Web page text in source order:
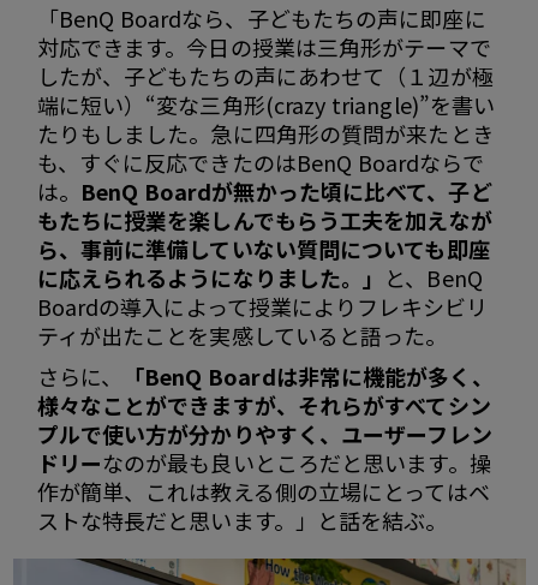
「BenQ Boardなら、子どもたちの声に即座に
対応できます。今日の授業は三角形がテーマで
したが、子どもたちの声にあわせて（１辺が極
端に短い）“変な三角形(crazy triangle)”を書い
たりもしました。急に四角形の質問が来たとき
も、すぐに反応できたのはBenQ Boardならで
は。 BenQ Boardが無かった頃に比べて、子ど
もたちに授業を楽しんでもらう工夫を加えなが
ら、事前に準備していない質問についても即座
に応えられるようになりました。」 と、BenQ
Boardの導入によって授業によりフレキシビリ
ティが出たことを実感していると語った。
さらに、
「BenQ Boardは非常に機能が多く、
様々なことができますが、それらがすべてシン
プルで使い方が分かりやすく、ユーザーフレン
ドリーなのが最も良いところだと思います。操
作が簡単、これは教える側の立場にとってはベ
ストな特長だと思います。」と話を結ぶ。